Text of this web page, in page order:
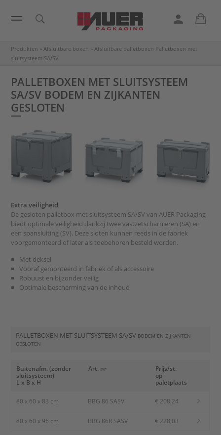
Produkten » Afsluitbare boxen » Afsluitbare palletboxen Palletboxen met
sluitsysteem SA/SV
PALLETBOXEN MET SLUITSYSTEEM
SA/SV BODEM EN ZIJKANTEN
GESLOTEN
Extra veiligheid
De gesloten palletbox met sluitsysteem SA/SV van AUER Packaging
biedt optimale veiligheid dankzij twee vastzetscharnieren (SA) en
een spansluiting (SV). Deze sloten kunnen reeds in de fabriek
voorgemonteerd of later als toebehoren besteld worden.
Met deksel
Vooraf gemonteerd in fabriek of als accessoire
Robuust en bijzonder veilig
Optimale bescherming van de inhoud
PALLETBOXEN MET SLUITSYSTEEM SA/SV BODEM EN ZIJKANTEN
GESLOTEN
Buitenafm. (zonder
sluitsysteem)
L x B x H
Art. nr
Prijs/st.
op
paletplaats
80 x 60 x 83 cm BBG 86 SASV € 208,24
80 x 60 x 96 cm BBG 86R SASV € 228,03